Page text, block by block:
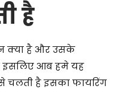
है
क्या है और उसके
इसलिए आब हमे यह
चलती है इसका फायरिंग